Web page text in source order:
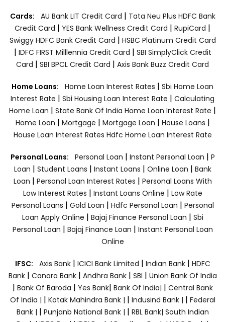
Cards: AU Bank LIT Credit Card | Tata Neu Plus HDFC Bank
Credit Card | YES Bank Wellness Credit Card | RupiCard |
Swiggy HDFC Bank Credit Card | HSBC Platinum Credit Card
| IDFC FIRST Milllennia Credit Card | SBI SimplyClick Credit
Card | SBI BPCL Credit Card | Axis Bank Buzz Credit Card
Home Loans: Home Loan Interest Rates | Sbi Home Loan
Interest Rate | Sbi Housing Loan Interest Rate | Calculating
Home Loan | State Bank Of India Home Loan Interest Rate |
Home Loan | Mortgage | Mortgage Loan | House Loans |
House Loan Interest Rates Hdfc Home Loan Interest Rate
Personal Loans: Personal Loan | Instant Personal Loan | P
Loan | Student Loans | Instant Loans | Online Loan | Bank
Loan | Personal Loan Interest Rates | Personal Loans With
Low Interest Rates | Instant Loans Online | Low Rate
Personal Loans | Gold Loan | Hdfc Personal Loan | Personal
Loan Apply Online | Bajaj Finance Personal Loan | Sbi
Personal Loan | Bajaj Finance Loan | Instant Personal Loan
Online
IFSC: Axis Bank | ICICI Bank Limited | Indian Bank | HDFC
Bank| Canara Bank | Andhra Bank| SBI | Union Bank Of India
| Bank Of Baroda | Yes Bank| Bank Of India| | Central Bank
Of India | | Kotak Mahindra Bank | | Indusind Bank | | Federal
Bank | | Punjanb National Bank | | RBL Bank| South Indian